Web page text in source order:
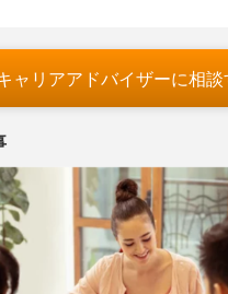
ャリアアドバイザーに相談